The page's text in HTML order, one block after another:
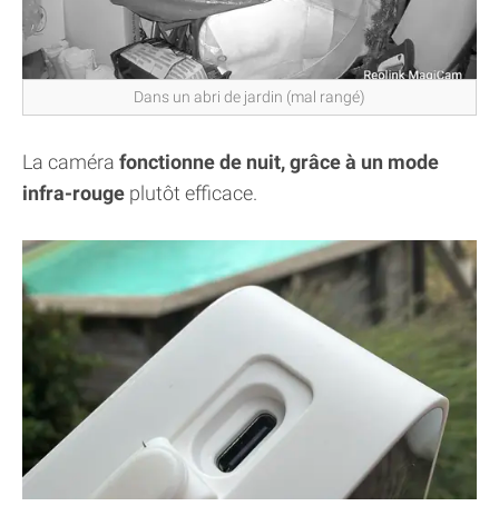
Dans un abri de jardin (mal rangé)
La caméra fonctionne de nuit, grâce à un mode
infra-rouge plutôt efficace.